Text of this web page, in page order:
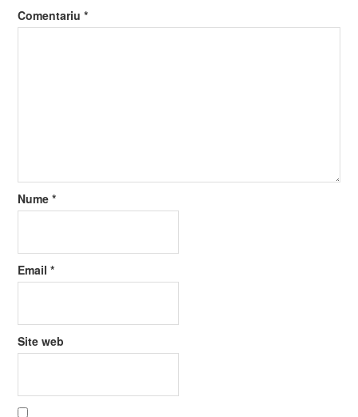
Comentariu*
Nume*
Email*
Site web